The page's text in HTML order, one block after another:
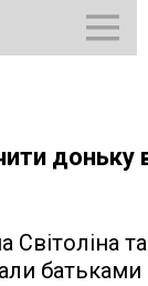
доньку
та
батьками